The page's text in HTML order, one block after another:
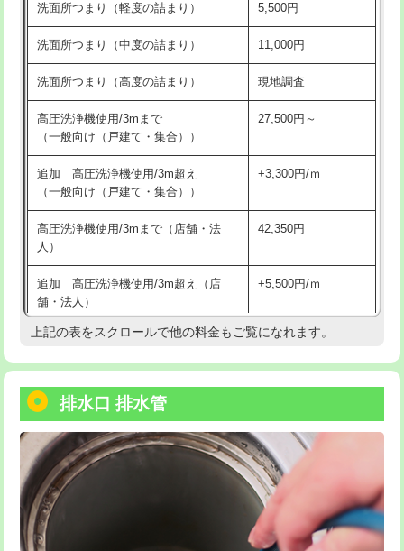
モルタル補修（厚さ10㎝超え） 38,500円
洗面台設置 38,500円
バスタブ設置 現場見積
追加人工 16,500円
廃棄・処分
※給水管工事は20mmまでの価格です。
持込商品取付（混合水栓） 16,500円
持込商品取付（浄水器・分岐水栓） 16,500円
給水管工事※（ホール加工) 16,500円
給水管工事※（バンド止め)
給水管工事※（支持金具設置) 5,500円
給水管工事※（保温材使用（バンド止
め込み）)
5,500円
給水管工事※（土の掘削・埋め戻し作
業)
11,000円
給水管工事※（塩ビ管（VP・HI）使
用/3ｍまで)
用（追加）/3ｍ超え)
給水管工事※（ライニング鋼管・銅
管・ポリ管・HT管使用/3ｍまで)
44,000円
給水管工事※（ライニング鋼管・銅
管・ポリ管・HT管使用/3ｍ超え)
+8,800円
排水管工事（土の掘削・埋め戻し作
11,000円~
洗面所つまり（軽度の詰まり） 5,500円
洗面所つまり（中度の詰まり） 11,000円
洗面所つまり（高度の詰まり） 現地調査
高圧洗浄機使用/3mまで
（一般向け（戸建て・集合））
27,500円～
追加 高圧洗浄機使用/3m超え
（一般向け（戸建て・集合））
+3,300円/ｍ
高圧洗浄機使用/3mまで（店舗・法
人）
42,350円
追加 高圧洗浄機使用/3m超え（店
舗・法人）
+5,500円/ｍ
高度高圧洗浄換 現地調査
トーラー機使用/3mまで
追加トーラー機使用/3m超え +3,300円
カメラ調査 33,000円
桝清掃 8,800円
上記の表をスクロールで他の料金もご覧になれます。
排水口 排水管